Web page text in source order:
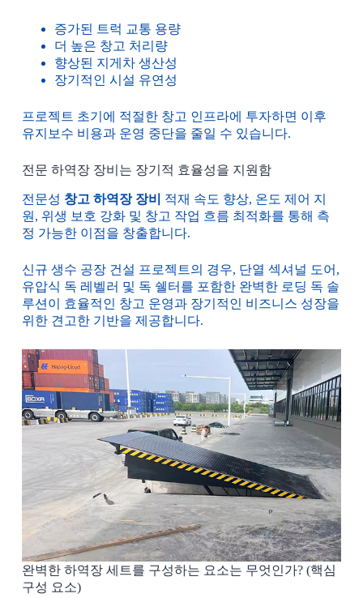
증가된 트럭 교통 용량
더 높은 창고 처리량
향상된 지게차 생산성
장기적인 시설 유연성
프로젝트 초기에 적절한 창고 인프라에 투자하면 이후
유지보수 비용과 운영 중단을 줄일 수 있습니다.
전문 하역장 장비는 장기적 효율성을 지원함
전문성 창고 하역장 장비
적재 속도 향상, 온도 제어 지
원, 위생 보호 강화 및 창고 작업 흐름 최적화를 통해 측
정 가능한 이점을 창출합니다.
신규 생수 공장 건설 프로젝트의 경우, 단열 섹셔널 도어,
유압식 독 레벨러 및 독 쉘터를 포함한 완벽한 로딩 독 솔
루션이 효율적인 창고 운영과 장기적인 비즈니스 성장을
위한 견고한 기반을 제공합니다.
완벽한 하역장 세트를 구성하는 요소는 무엇인가? (핵심
구성 요소)